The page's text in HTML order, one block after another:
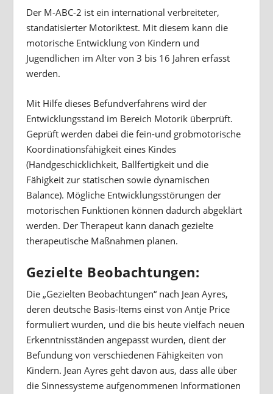
Der M-ABC-2 ist ein international verbreiteter,
standatisierter Motoriktest. Mit diesem kann die
motorische Entwicklung von Kindern und
Jugendlichen im Alter von 3 bis 16 Jahren erfasst
werden.
Mit Hilfe dieses Befundverfahrens wird der
Entwicklungsstand im Bereich Motorik überprüft.
Geprüft werden dabei die fein-und grobmotorische
Koordinationsfähigkeit eines Kindes
(Handgeschicklichkeit, Ballfertigkeit und die
Fähigkeit zur statischen sowie dynamischen
Balance). Mögliche Entwicklungsstörungen der
motorischen Funktionen können dadurch abgeklärt
werden. Der Therapeut kann danach gezielte
therapeutische Maßnahmen planen.
Gezielte Beobachtungen:
Die „Gezielten Beobachtungen“ nach Jean Ayres,
deren deutsche Basis-Items einst von Antje Price
formuliert wurden, und die bis heute vielfach neuen
Erkenntnisständen angepasst wurden, dient der
Befundung von verschiedenen Fähigkeiten von
Kindern. Jean Ayres geht davon aus, dass alle über
die Sinnessysteme aufgenommenen Informationen